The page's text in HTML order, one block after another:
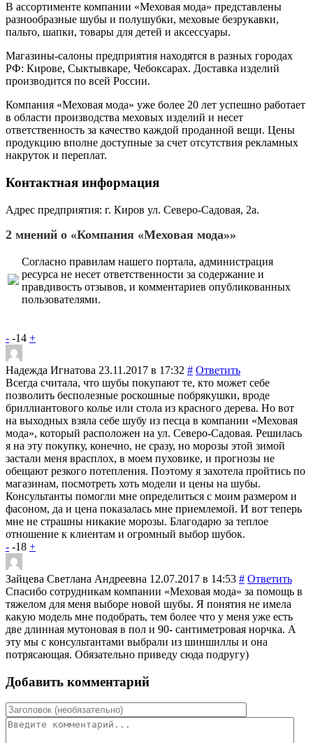
В ассортименте компании «Меховая мода» представлены
разнообразные шубы и полушубки, меховые безрукавки,
пальто, шапки, товары для детей и аксессуары.
Магазины-салоны предприятия находятся в разных городах
РФ: Кирове, Сыктывкаре, Чебоксарах. Доставка изделий
производится по всей России.
Компания «Меховая мода» уже более 20 лет успешно работает
в области производства меховых изделий и несет
ответственность за качество каждой проданной вещи. Цены
продукцию вполне доступные за счет отсутствия рекламных
накруток и переплат.
Контактная информация
Адрес предприятия: г. Киров ул. Северо-Садовая, 2а.
2 мнений о «Компания «Меховая мода»»
Согласно правилам нашего портала, администрация
ресурса не несет ответственности за содержание и
правдивость отзывов, и комментариев опубликованных
пользователями.
- -14 +
Надежда Игнатова 23.11.2017 в 17:32 # Ответить
Всегда считала, что шубы покупают те, кто может себе
позволить бесполезные роскошные побрякушки, вроде
бриллиантового колье или стола из красного дерева. Но вот
на выходных взяла себе шубу из песца в компании «Меховая
мода», который расположен на ул. Северо-Садовая. Решилась
я на эту покупку, конечно, не сразу, но морозы этой зимой
застали меня врасплох, в моем пуховике, и прогнозы не
обещают резкого потепления. Поэтому я захотела пройтись по
магазинам, посмотреть хоть модели и цены на шубы.
Консультанты помогли мне определиться с моим размером и
фасоном, да и цена показалась мне приемлемой. И вот теперь
мне не страшны никакие морозы. Благодарю за теплое
отношение к клиентам и огромный выбор шубок.
- -18 +
Зайцева Светлана Андреевна 12.07.2017 в 14:53 # Ответить
Спасибо сотрудникам компании «Меховая мода» за помощь в
тяжелом для меня выборе новой шубы. Я понятия не имела
какую модель мне подобрать, тем более что у меня уже есть
две длинная мутоновая в пол и 90- сантиметровая норчка. А
эту мы с консультантами выбрали из шиншиллы и она
потрясающая. Обязательно приведу сюда подругу)
Добавить комментарий